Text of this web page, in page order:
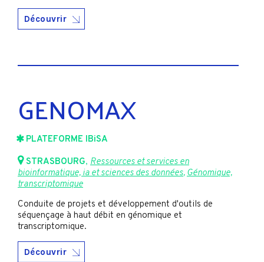
Découvrir
GENOMAX
PLATEFORME IBiSA
STRASBOURG, Ressources et services en
bioinformatique, ia et sciences des données, Génomique,
transcriptomique
Conduite de projets et développement d'outils de
séquençage à haut débit en génomique et
transcriptomique.
Découvrir